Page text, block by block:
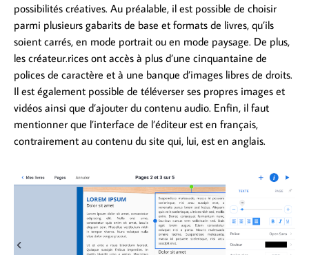
possibilités créatives. Au préalable, il est possible de choisir
parmi plusieurs gabarits de base et formats de livres, qu’ils
soient carrés, en mode portrait ou en mode paysage. De plus,
les créateur.rices ont accès à plus d’une cinquantaine de
polices de caractère et à une banque d’images libres de droits.
Il est également possible de téléverser ses propres images et
vidéos ainsi que d’ajouter du contenu audio. Enfin, il faut
mentionner que l’interface de l’éditeur est en français,
contrairement au contenu du site qui, lui, est en anglais.